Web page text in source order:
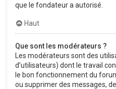
que le fondateur a autorisé.
Haut
Que sont les modérateurs ?
Les modérateurs sont des
d’utilisateurs) dont le travail
le bon fonctionnement du
ou supprimer des messages,